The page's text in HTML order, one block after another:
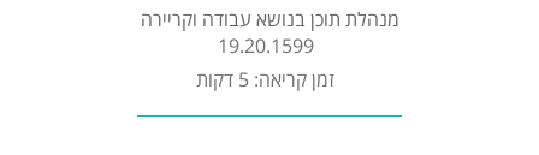
שאלות נפוצות
מנהלת תוכן בנושא עבודה וקריירה
19.20.1599
זמן קריאה: 5 דקות